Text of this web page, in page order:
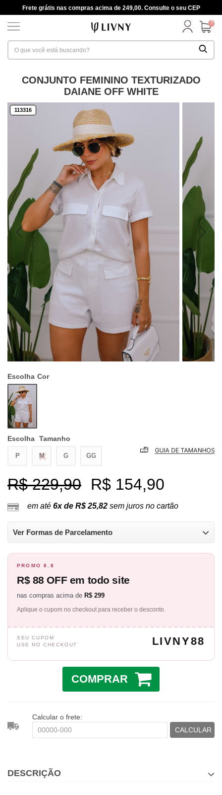
Frete grátis nas compras acima de 249,00. Consulte o seu CEP
0
CONJUNTO FEMININO TEXTURIZADO
DAIANE OFF WHITE
113316
Escolha Cor
Escolha Tamanho
P M G GG
R$ 229,90 R$ 154,90
em até 6x de R$ 25,82 sem juros no cartão
Ver Formas de Parcelamento
PROMO 8.8
R$ 88 OFF em todo site
nas compras acima de R$ 299
Aplique o cupom no checkout para receber o desconto.
SEU CUPOM
USE NO CHECKOUT
LIVNY88
COMPRAR
Calcular o frete:
CALCULAR
DESCRIÇÃO